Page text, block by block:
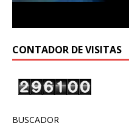
CONTADOR DE VISITAS
BUSCADOR